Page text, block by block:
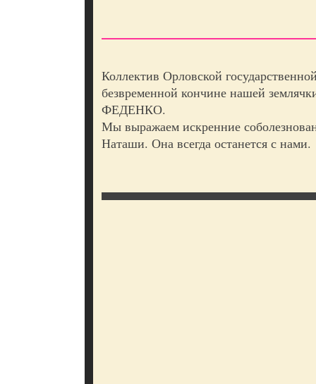
Коллектив Орловской
безвременной кончине нашей
ФЕДЕНКО.
Мы выражаем искренние
Наташи. Она всегда останется с нами.